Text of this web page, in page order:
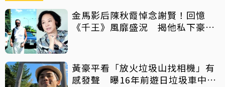
金馬影后陳秋霞悼念謝賢！回憶
《千王》風靡盛況 揭他私下豪爽
黃豪平看「放火垃圾山找相機」有
感發聲 曝16年前遊日垃圾車中含